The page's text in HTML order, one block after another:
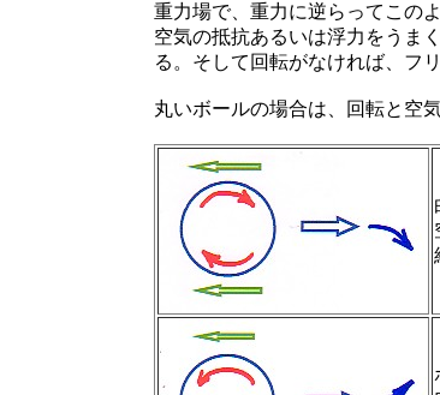
重力場で、重力に逆らってこの
空気の抵抗あるいは浮力をうま
る。そして回転がなければ、フ
丸いボールの場合は、回転と空